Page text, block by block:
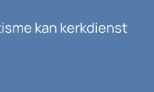
kan kerkdienst